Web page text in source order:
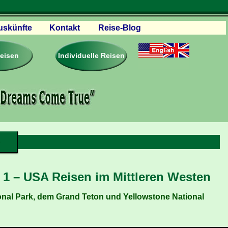
– Reviews
Firmen & Links
Kontakt Reise-Blog
Individuelle Reisen
– USA Reisen im Mittleren Westen
Park, dem Grand Teton und Yellowstone National